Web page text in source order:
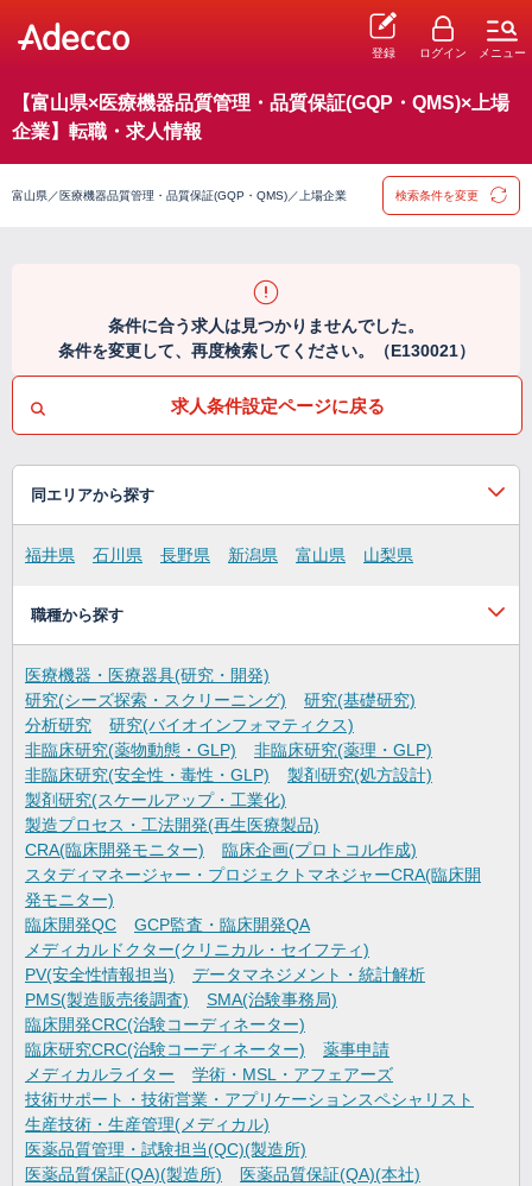
登録 ログイン メニュー
【富山県×医療機器品質管理・品質保証(GQP・QMS)×上場
企業】転職・求人情報
富山県／医療機器品質管理・品質保証(GQP・QMS)／上場企業 検索条件を変更
条件に合う求人は見つかりませんでした。
条件を変更して、再度検索してください。（E130021）
求人条件設定ページに戻る
同エリアから探す
福井県 石川県 長野県 新潟県 富山県 山梨県
職種から探す
医療機器・医療器具(研究・開発)
研究(シーズ探索・スクリーニング)
研究(基礎研究)
分析研究
研究(バイオインフォマティクス)
非臨床研究(薬物動態・GLP)
非臨床研究(薬理・GLP)
非臨床研究(安全性・毒性・GLP)
製剤研究(処方設計)
製剤研究(スケールアップ・工業化)
製造プロセス・工法開発(再生医療製品)
CRA(臨床開発モニター)
臨床企画(プロトコル作成)
スタディマネージャー・プロジェクトマネジャーCRA(臨床開
発モニター)
臨床開発QC
GCP監査・臨床開発QA
メディカルドクター(クリニカル・セイフティ)
PV(安全性情報担当)
データマネジメント・統計解析
PMS(製造販売後調査)
SMA(治験事務局)
臨床開発CRC(治験コーディネーター)
臨床研究CRC(治験コーディネーター)
薬事申請
メディカルライター
学術・MSL・アフェアーズ
技術サポート・技術営業・アプリケーションスペシャリスト
生産技術・生産管理(メディカル)
医薬品質管理・試験担当(QC)(製造所)
医薬品質保証(QA)(製造所)
医薬品質保証(QA)(本社)